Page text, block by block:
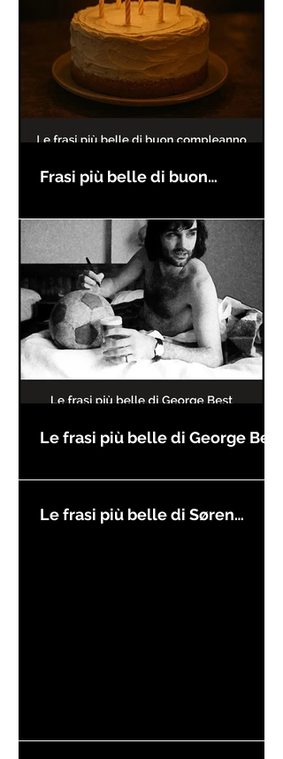
Frasi più belle di buon
Le frasi più belle di George Best
Le frasi più belle di Søren